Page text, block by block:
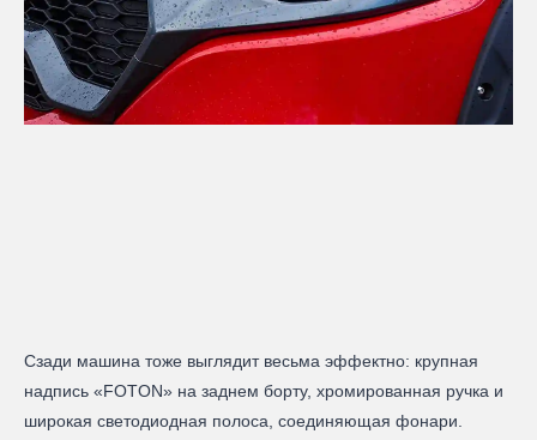
Сзади машина тоже выглядит весьма эффектно: крупная
надпись «FOTON» на заднем борту, хромированная ручка и
широкая светодиодная полоса, соединяющая фонари.